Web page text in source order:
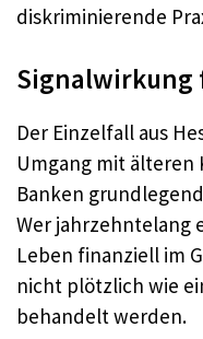
diskriminierende
Signalwirkung
Der Einzelfall aus
Umgang mit älteren
Banken
Wer jahrzehntelang
Leben finanziell im
nicht plötzlich wie
behandelt werden.